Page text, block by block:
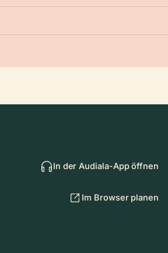
In der Audiala-App öffnen
Im Browser planen